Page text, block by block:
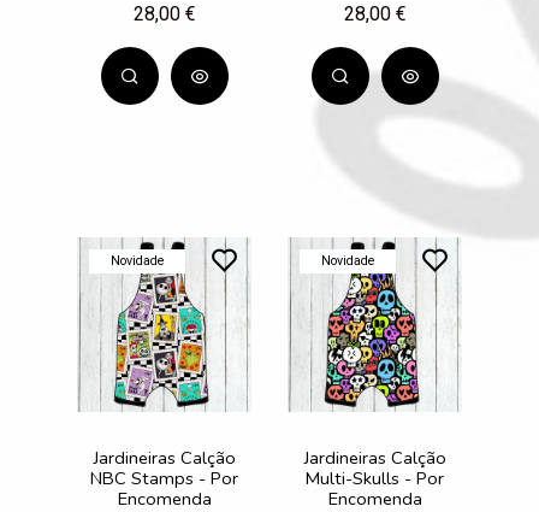
28,00 € 28,00 €
Novidade
Jardineiras Calção
NBC Stamps - Por
Encomenda
Novidade
Jardineiras Calção
Multi-Skulls - Por
Encomenda